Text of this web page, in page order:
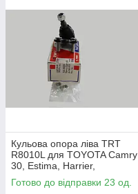
Кульова опора ліва TRT
R8010L для TOYOTA Camry
30, Estima, Harrier,
Highlander, Kluger, Previa,
Sienna, Solara, LEXUS ES
Готово до відправки 23 од.